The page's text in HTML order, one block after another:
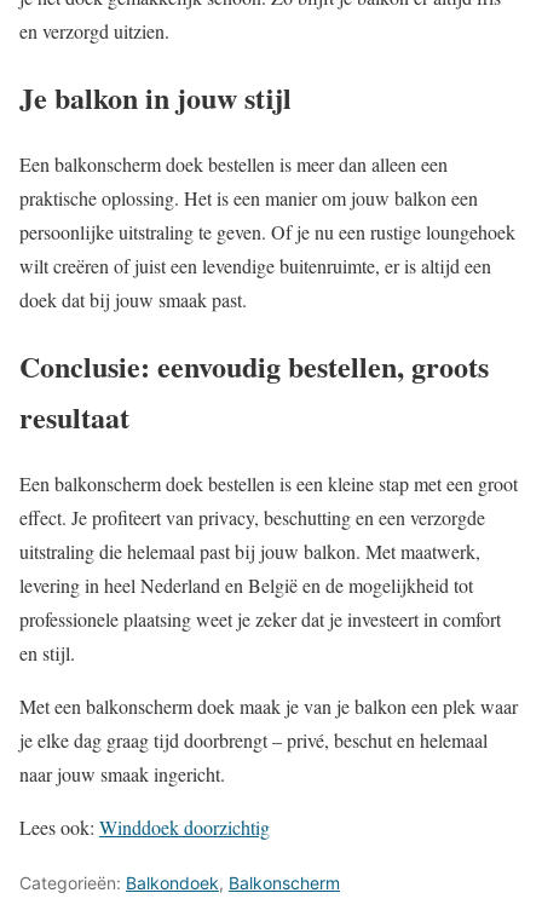
en verzorgd uitzien.
Je balkon in jouw stijl
Een balkonscherm doek bestellen is meer dan alleen een
praktische oplossing. Het is een manier om jouw balkon een
persoonlijke uitstraling te geven. Of je nu een rustige loungehoek
wilt creëren of juist een levendige buitenruimte, er is altijd een
doek dat bij jouw smaak past.
Conclusie: eenvoudig bestellen, groots
resultaat
Een balkonscherm doek bestellen is een kleine stap met een groot
effect. Je profiteert van privacy, beschutting en een verzorgde
uitstraling die helemaal past bij jouw balkon. Met maatwerk,
levering in heel Nederland en België en de mogelijkheid tot
professionele plaatsing weet je zeker dat je investeert in comfort
en stijl.
Met een balkonscherm doek maak je van je balkon een plek waar
je elke dag graag tijd doorbrengt – privé, beschut en helemaal
naar jouw smaak ingericht.
Lees ook: Winddoek doorzichtig
Categorieën: Balkondoek, Balkonscherm